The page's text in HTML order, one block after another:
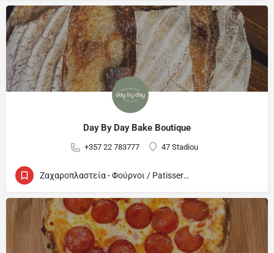
Day By Day Bake Boutique
+357 22 783777 47 Stadiou
Ζαχαροπλαστεία - Φούρνοι / Patisseries - Bakeries